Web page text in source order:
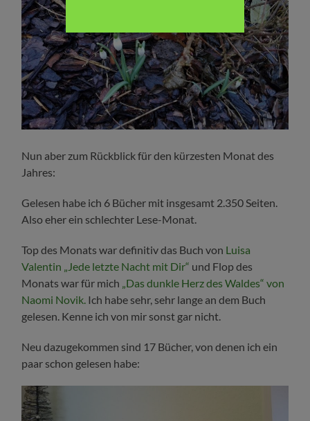
Nun aber zum Rückblick für den kürzesten Monat des
Jahres:
Gelesen habe ich 6 Bücher mit insgesamt 2.350 Seiten.
Also eher ein schlechter Lese-Monat.
Top des Monats war definitiv das Buch von Luisa
Valentin „Jede letzte Nacht mit Dir“ und Flop des
Monats war für mich Das dunkle Herz des Waldes“ von
Naomi Novik. Ich habe sehr, sehr lange an dem Buch
gelesen. Kenne ich von mir sonst gar nicht.
Neu dazugekommen sind 17 Bücher, von denen ich ein
paar schon gelesen habe: